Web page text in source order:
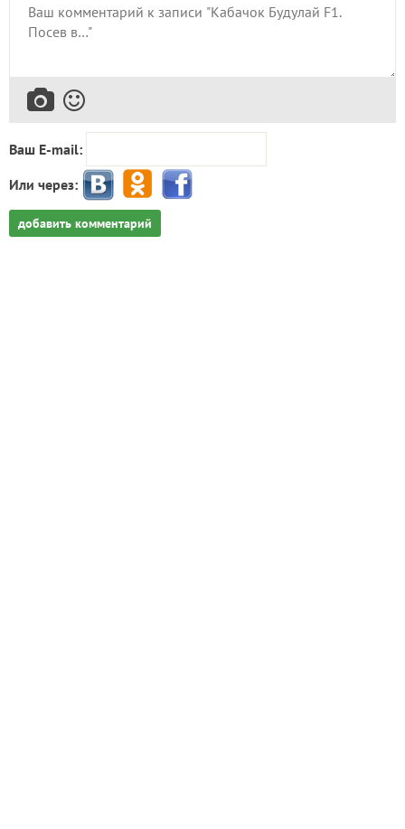
Ваш E-mail:
Или через:
добавить комментарий